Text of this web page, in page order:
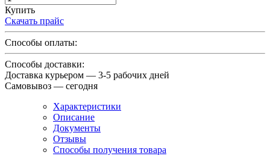
Купить
Скачать прайс
Способы оплаты:
Способы доставки:
Доставка курьером — 3-5 рабочих дней
Самовывоз — сегодня
Характеристики
Описание
Документы
Отзывы
Способы получения товара